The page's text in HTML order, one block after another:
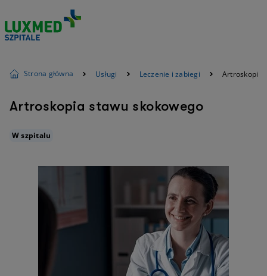
Strona główna Usługi Leczenie i zabiegi Artroskopia
Artroskopia stawu skokowego
W szpitalu